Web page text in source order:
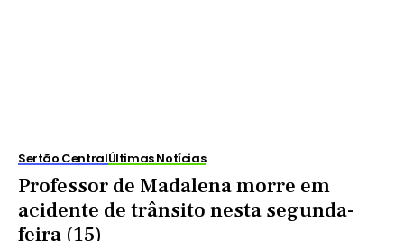
Sertão CentralÚltimas Notícias
Professor de Madalena morre em
acidente de trânsito nesta segunda-
feira (15)